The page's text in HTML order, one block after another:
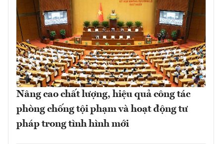
Nâng cao chất lượng, hiệu quả công tác
phòng chống tội phạm và hoạt động tư
pháp trong tình hình mới